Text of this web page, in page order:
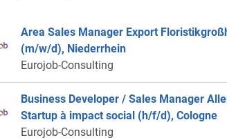
Area Sales Manager Export
(m/w/d), Niederrhein
Eurojob-Consulting
Business Developer / Sales Manager
Startup à impact social (h/f/d), Cologne
Eurojob-Consulting